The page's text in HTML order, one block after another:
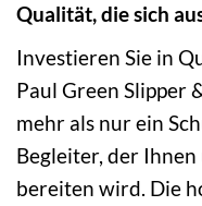
Qualität, die sich
Investieren Sie in
Paul Green Slipper
mehr als nur ein
Begleiter, der
bereiten wird. Die